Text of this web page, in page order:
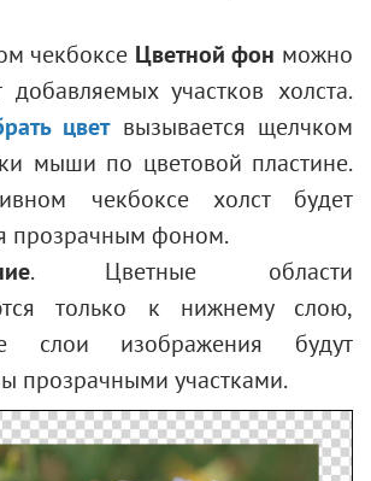
чекбоксе Цветной фон можно
добавляемых участков холста.
цветвызывается щелчком
мыши по цветовой пластине.
чекбоксе холст будет
прозрачным фоном.
. Цветные области
только к нижнему слою,
слои изображения будут
прозрачными участками.